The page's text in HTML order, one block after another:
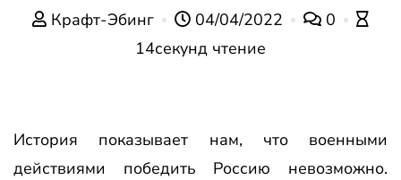
Крафт-Эбинг 04/04/2022
0
14секунд чтение
История показывает нам, что военными
действиями победить Россию невозможно.